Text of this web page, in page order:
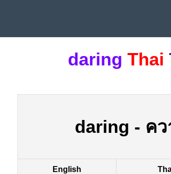
daring Thai
daring - ค
English